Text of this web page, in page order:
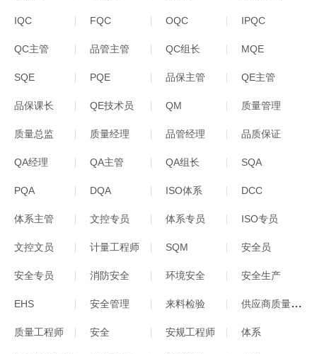
IQC FQC OQC IPQC
QC主管 品管主管 QC组长 MQE
SQE PQE 品保主管 QE主管
品保课长 QE技术员 QM 质量管理
质量总监 质量经理 品管经理 品质保证
QA经理 QA主管 QA组长 SQA
PQA DQA ISO体系 DCC
体系主管 文控专员 体系专员 ISO专员
文控文员 计量工程师 SQM 安全员
安全专员 消防安全 环境安全 安全生产
EHS 安全管理 来料检验 供应商质量工程师
质量工程师 安全 安规工程师 体系